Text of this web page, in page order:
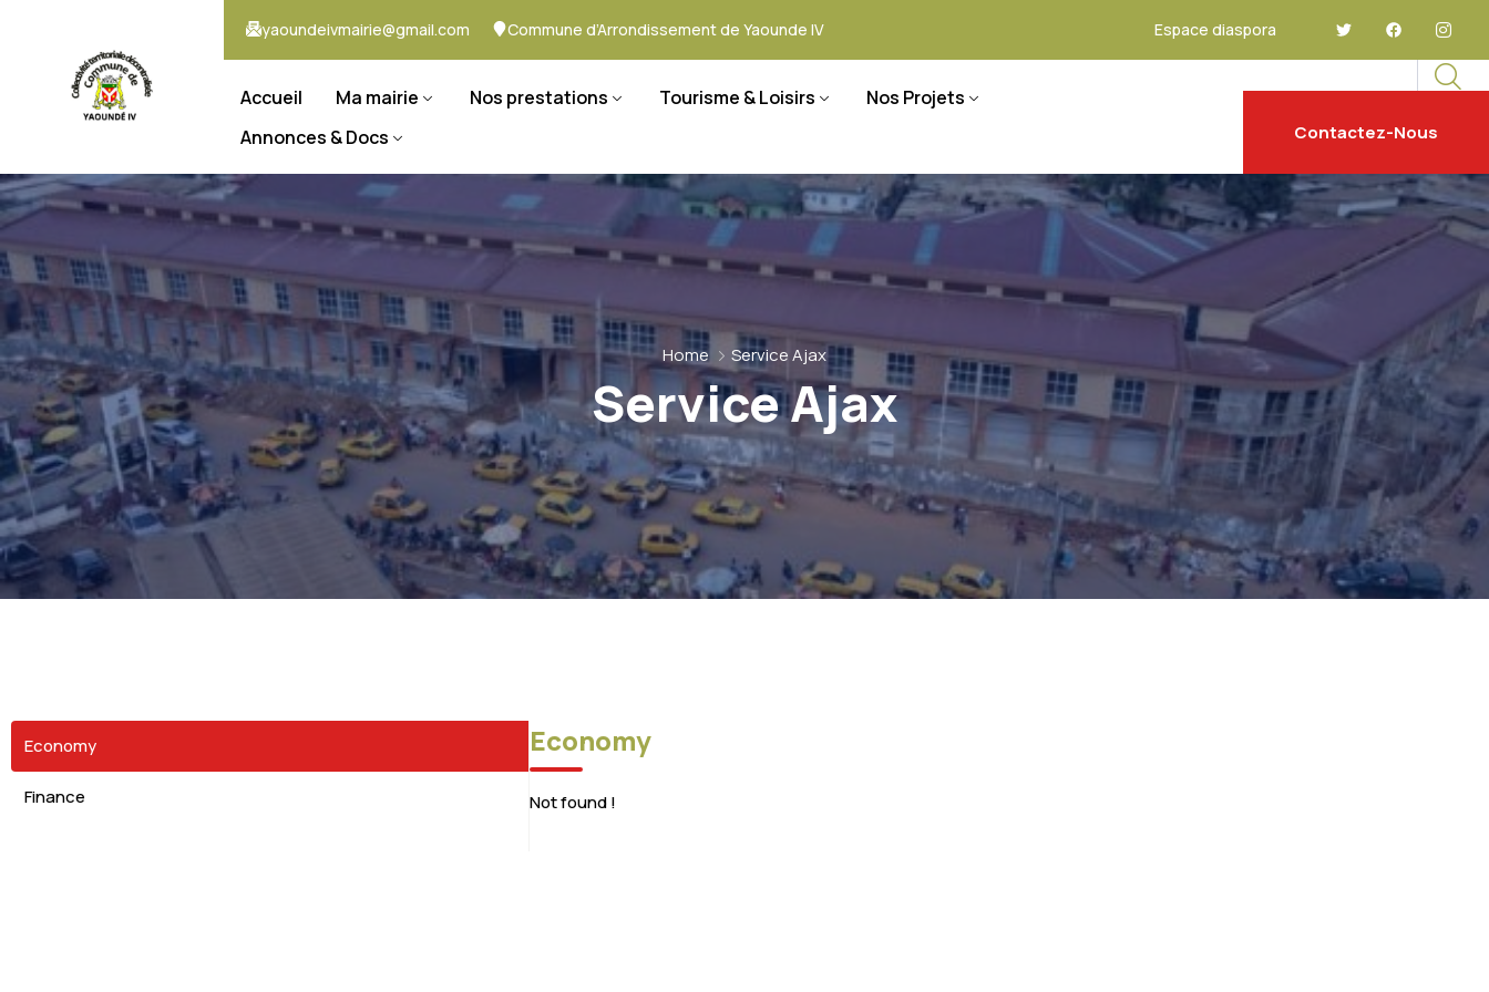
yaoundeivmairie@gmail.com Commune d’Arrondissement de Yaounde IV Espace diaspora
Accueil Ma mairie Nos prestations Tourisme & Loisirs
Nos Projets
Annonces & Docs
Contactez-Nous
Home Service Ajax
Service Ajax
Economy
Finance
Economy
Not found !